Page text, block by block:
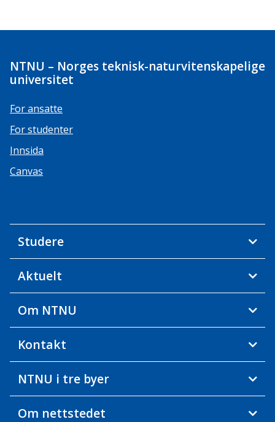
NTNU – Norges teknisk-naturvitenskapelige
universitet
For ansatte
For studenter
Innsida
Canvas
Studere
Aktuelt
Om NTNU
Kontakt
NTNU i tre byer
Om nettstedet